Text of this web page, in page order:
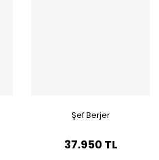
Şef Berjer
37.950 TL